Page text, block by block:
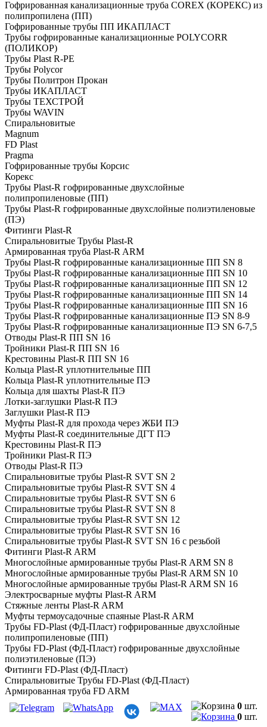
Гофрированная канализационные труба COREX (КОРЕКС) из
полипропилена (ПП)
Гофрированные трубы ПП ИКАПЛАСТ
Трубы гофрированные канализационные POLYCORR
(ПОЛИКОР)
Трубы Plast R-PE
Трубы Polycor
Трубы Политрон Прокан
Трубы ИКАПЛАСТ
Трубы ТЕХСТРОЙ
Трубы WAVIN
Спиральновитые
Magnum
FD Plast
Pragma
Гофрированные трубы Корсис
Корекс
Трубы Plast-R гофрированные двухслойные
полипропиленовые (ПП)
Трубы Plast-R гофрированные двухслойные полиэтиленовые
(ПЭ)
Фитинги Plast-R
Спиральновитые Трубы Plast-R
Армированная труба Plast-R ARM
Трубы Plast-R гофрированные канализационные ПП SN 8
Трубы Plast-R гофрированные канализационные ПП SN 10
Трубы Plast-R гофрированные канализационные ПП SN 12
Трубы Plast-R гофрированные канализационные ПП SN 14
Трубы Plast-R гофрированные канализационные ПП SN 16
Трубы Plast-R гофрированные канализационные ПЭ SN 8-9
Трубы Plast-R гофрированные канализационные ПЭ SN 6-7,5
Отводы Plast-R ПП SN 16
Тройники Plast-R ПП SN 16
Крестовины Plast-R ПП SN 16
Кольца Plast-R уплотнительные ПП
Кольца Plast-R уплотнительные ПЭ
Кольца для шахты Plast-R ПЭ
Лотки-заглушки Plast-R ПЭ
Заглушки Plast-R ПЭ
Муфты Plast-R для прохода через ЖБИ ПЭ
Муфты Plast-R соединительные ДГТ ПЭ
Крестовины Plast-R ПЭ
Тройники Plast-R ПЭ
Отводы Plast-R ПЭ
Спиральновитые трубы Plast-R SVT SN 2
Спиральновитые трубы Plast-R SVT SN 4
Спиральновитые трубы Plast-R SVT SN 6
Спиральновитые трубы Plast-R SVT SN 8
Спиральновитые трубы Plast-R SVT SN 12
Спиральновитые трубы Plast-R SVT SN 16
Спиральновитые трубы Plast-R SVT SN 16 с резьбой
Фитинги Plast-R ARM
Многослойные армированные трубы Plast-R ARM SN 8
Многослойные армированные трубы Plast-R ARM SN 10
Многослойные армированные трубы Plast-R ARM SN 16
Электросварные муфты Plast-R ARM
Стяжные ленты Plast-R ARM
Муфты термоусадочные спаяные Plast-R ARM
Трубы FD-Plast (ФД-Пласт) гофрированные двухслойные
полипропиленовые (ПП)
Трубы FD-Plast (ФД-Пласт) гофрированные двухслойные
полиэтиленовые (ПЭ)
Фитинги FD-Plast (ФД-Пласт)
Спиральновитые Трубы FD-Plast (ФД-Пласт)
Армированная труба FD ARM
Трубы гофрированные канализационные ПП FD SN8
Трубы гофрированные канализационные ПП FD SN10
Трубы гофрированные канализационные ПП FD SN12
0 шт.
0 шт.